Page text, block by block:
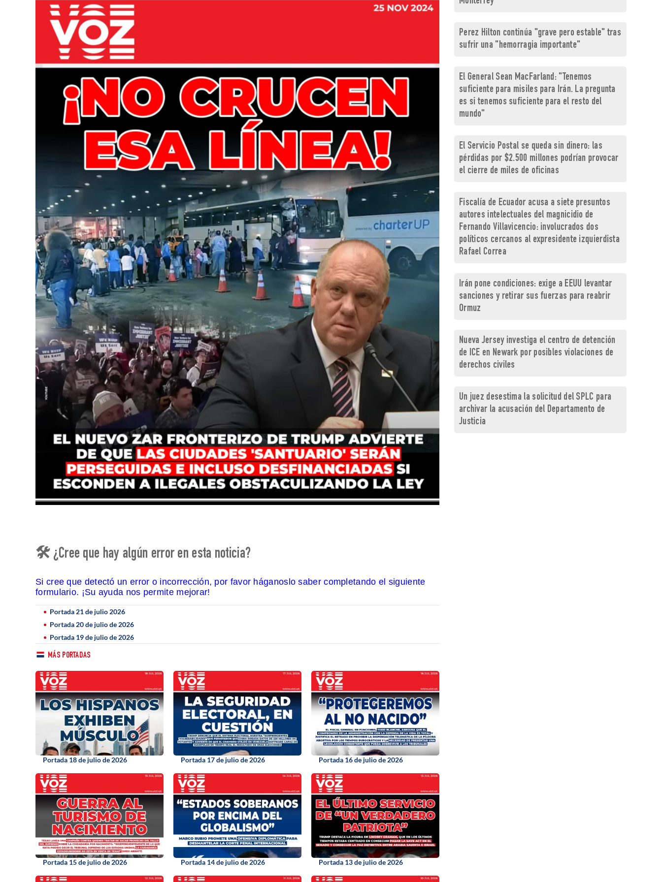
🛠 ¿Cree que hay algún error en esta noticia?
Si cree que detectó un error o incorrección, por favor háganoslo saber completando el siguiente
formulario. ¡Su ayuda nos permite mejorar!
Portada 21 de julio 2026
Portada 20 de julio de 2026
Portada 19 de julio de 2026
MÁS PORTADAS
Portada 18 de julio de 2026 Portada 17 de julio de 2026 Portada 16 de julio de 2026
Portada 15 de julio de 2026 Portada 14 de julio de 2026 Portada 13 de julio de 2026
Perez Hilton continúa "grave pero estable" tras
sufrir una "hemorragia importante"
El General Sean MacFarland: "Tenemos
suficiente para misiles para Irán. La pregunta
es si tenemos suficiente para el resto del
mundo"
El Servicio Postal se queda sin dinero: las
pérdidas por $2.500 millones podrían provocar
el cierre de miles de oficinas
Fiscalía de Ecuador acusa a siete presuntos
autores intelectuales del magnicidio de
Fernando Villavicencio: involucrados dos
políticos cercanos al expresidente izquierdista
Rafael Correa
Irán pone condiciones: exige a EEUU levantar
sanciones y retirar sus fuerzas para reabrir
Ormuz
Nueva Jersey investiga el centro de detención
de ICE en Newark por posibles violaciones de
derechos civiles
Un juez desestima la solicitud del SPLC para
archivar la acusación del Departamento de
Justicia